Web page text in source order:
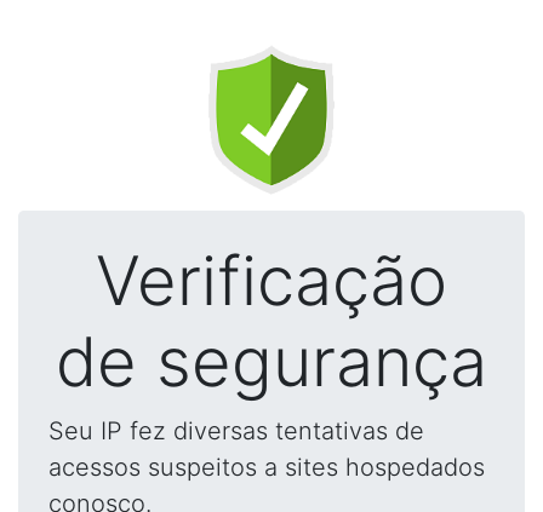
Verificação
de segurança
Seu IP fez diversas tentativas de
acessos suspeitos a sites hospedados
conosco.